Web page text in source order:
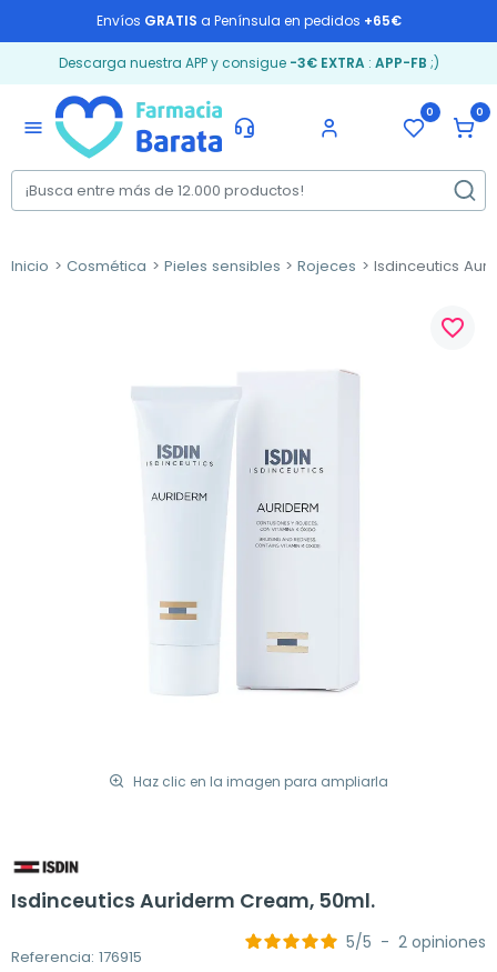
Envíos GRATIS a Península en pedidos +65€
Descarga nuestra APP y consigue -3€ EXTRA: APP-FB ;)
menu
0 0
Inicio Cosmética Pieles sensibles Rojeces Isdinceutics
Haz clic en la imagen para ampliarla
favorite_border
Isdinceutics Auriderm Cream, 50ml.
Referencia: 176915
5/5 - 2 opiniones